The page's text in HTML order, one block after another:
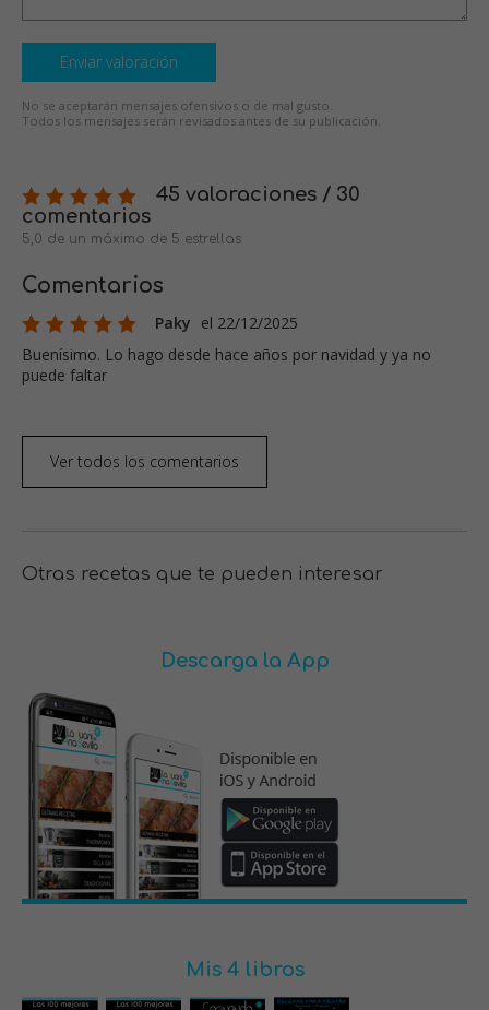
Enviar valoración
No se aceptarán mensajes ofensivos o de mal gusto.
Todos los mensajes serán revisados antes de su publicación.
45 valoraciones / 30
comentarios
5,0 de un máximo de 5 estrellas
Comentarios
Paky el 22/12/2025
Buenísimo. Lo hago desde hace años por navidad y ya no
puede faltar
Ver todos los comentarios
Otras recetas que te pueden interesar
Descarga la App
Mis 4 libros